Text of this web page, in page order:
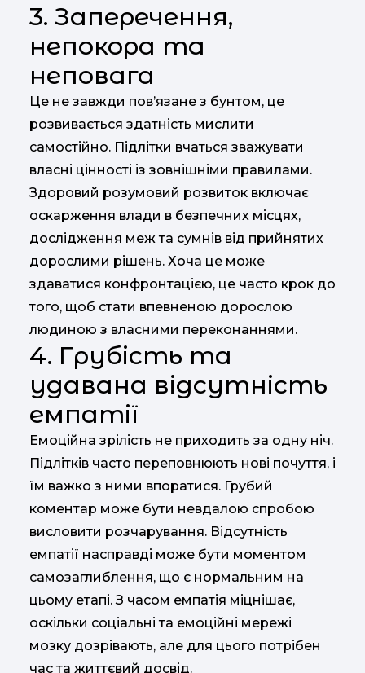
3. Заперечення,
непокора та
неповага
Це не завжди пов’язане з бунтом, це
розвивається здатність мислити
самостійно. Підлітки вчаться зважувати
власні цінності із зовнішніми правилами.
Здоровий розумовий розвиток включає
оскарження влади в безпечних місцях,
дослідження меж та сумнів від прийнятих
дорослими рішень. Хоча це може
здаватися конфронтацією, це часто крок до
того, щоб стати впевненою дорослою
людиною з власними переконаннями.
4. Грубість та
удавана відсутність
емпатії
Емоційна зрілість не приходить за одну ніч.
Підлітків часто переповнюють нові почуття, і
їм важко з ними впоратися. Грубий
коментар може бути невдалою спробою
висловити розчарування. Відсутність
емпатії насправді може бути моментом
самозаглиблення, що є нормальним на
цьому етапі. З часом емпатія міцнішає,
оскільки соціальні та емоційні мережі
мозку дозрівають, але для цього потрібен
час та життєвий досвід.